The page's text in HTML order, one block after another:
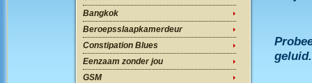
Bangkok
Beroepsslaapkamerdeur
Constipation Blues
Eenzaam zonder jou
GSM
geluid.